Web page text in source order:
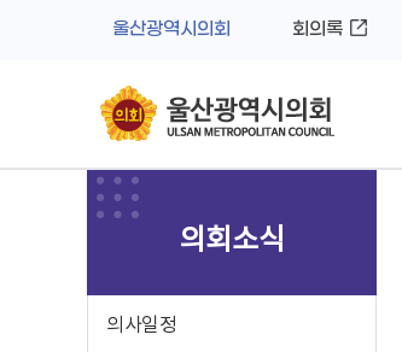
울산광역시의회 회의록
의회소식
의사일정